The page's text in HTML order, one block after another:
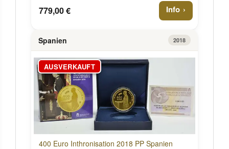
779,00 € Info
Spanien 2018
AUSVERKAUFT
400 Euro Inthronisation 2018 PP Spanien